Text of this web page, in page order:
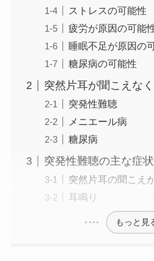
ストレスの可能性
疲労が原因の可能
睡眠不足が原因の
糖尿病の可能性
突然片耳が聞こえな
突発性難聴
メニエール病
糖尿病
突発性難聴の主な症
突然片耳の聞こえ
耳鳴り
もっと見